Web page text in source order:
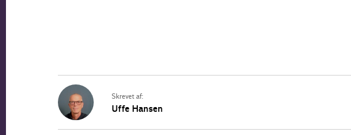
Skrevet af:
Uffe Hansen